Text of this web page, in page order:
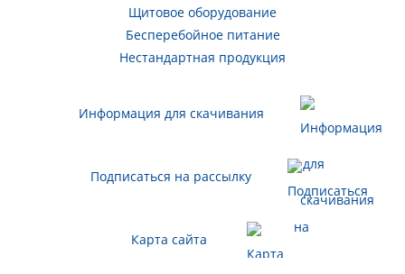
Щитовое оборудование
Бесперебойное питание
Нестандартная продукция
Информация для скачивания
Подписаться на рассылку
Карта сайта